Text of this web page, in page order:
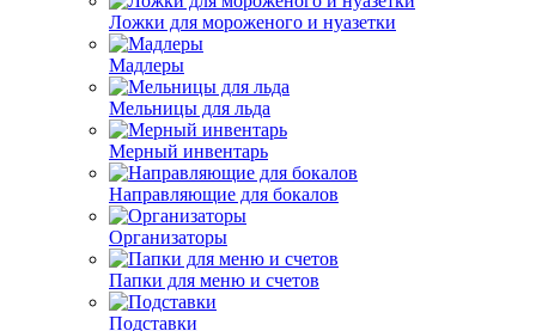
Ложки для мороженого и нуазетки
Мадлеры
Мельницы для льда
Мерный инвентарь
Направляющие для бокалов
Организаторы
Папки для меню и счетов
Подставки